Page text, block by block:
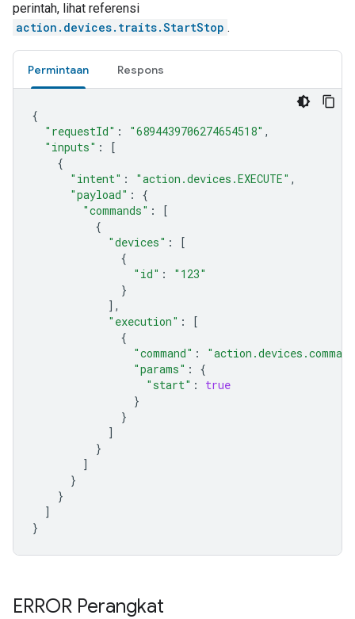
perintah, lihat referensi
action.devices.traits.StartStop .
Permintaan Respons
{
"requestId" : "6894439706274654518" ,
"inputs" :
[
{
"intent" : "action.devices.EXECUTE" ,
"payload" :
{
"commands" :
[
{
"devices" :
[
{
"id" :
"123"
}
],
"execution" :
[
{
"command" :
"params" :
{
"start" :
true
}
}
]
}
]
}
}
]
}
ERROR Perangkat